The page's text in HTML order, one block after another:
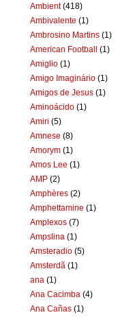
Ambient (418)
Ambivalente (1)
Ambrosino Martins (1)
American Football (1)
Amiglio (1)
Amigo Imaginário (1)
Amigos de Jesus (1)
Aminoácido (1)
Amiri (5)
Amnese (8)
Amorym (1)
Amos Lee (1)
AMP (2)
Amphères (2)
Amphettamine (1)
Amplexos (7)
Ampslina (1)
Amsteradio (5)
Amsterdã (1)
ana (1)
Ana Cacimba (4)
Ana Cañas (1)